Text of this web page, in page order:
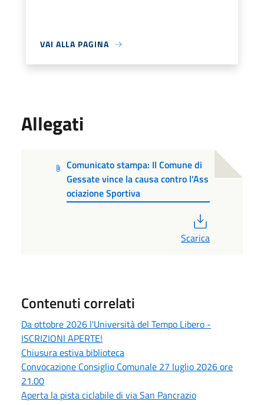
VAI ALLA PAGINA
Allegati
Comunicato stampa: Il Comune di
Gessate vince la causa contro l'Ass
ociazione Sportiva
Scarica
Contenuti correlati
Da ottobre 2026 l'Università del Tempo Libero -
ISCRIZIONI APERTE!
Chiusura estiva biblioteca
Convocazione Consiglio Comunale 27 luglio 2026 ore
21.00
Aperta la pista ciclabile di via San Pancrazio